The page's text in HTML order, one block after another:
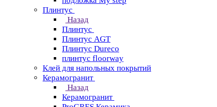
Плинтус
Назад
Плинтус
Плинтус AGT
Плинтус Dureco
плинтус floorway
Клей для напольных покрытий
Керамогранит
Назад
Керамогранит